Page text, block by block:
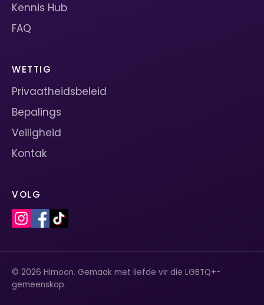
Kennis Hub
FAQ
WETTIG
Privaatheidsbeleid
Bepalings
Veiligheid
Kontak
VOLG
© 2026 Himoon. Gemaak met liefde vir die LGBTQ+-
gemeenskap.